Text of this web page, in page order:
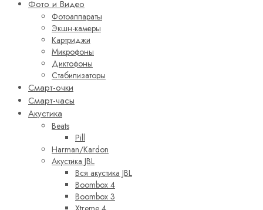
Фото и Видео
Фотоаппараты
Экшн-камеры
Картриджи
Микрофоны
Диктофоны
Стабилизаторы
Смарт-очки
Смарт-часы
Акустика
Beats
Pill
Harman/Kardon
Акустика JBL
Вся акустика JBL
Boombox 4
Boombox 3